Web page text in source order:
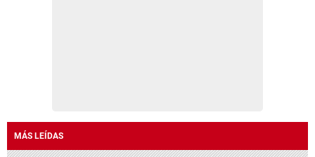
MÁS LEÍDAS